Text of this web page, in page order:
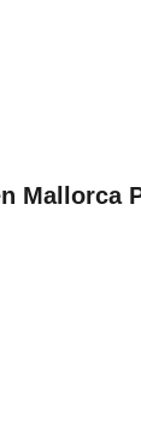
Mallorca